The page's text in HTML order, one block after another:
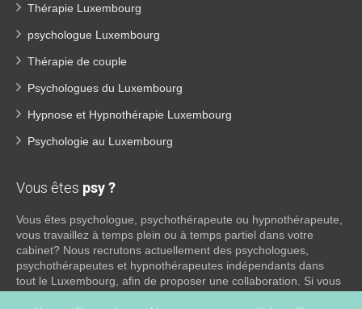
Thérapie Luxembourg
psychologue Luxembourg
Thérapie de couple
Psychologues du Luxembourg
Hypnose et Hypnothérapie Luxembourg
Psychologie au Luxembourg
Vous êtes psy ?
Vous êtes psychologue, psychothérapeute ou hypnothérapeute,
vous travaillez à temps plein ou à temps partiel dans votre
cabinet? Nous recrutons actuellement des psychologues,
psychothérapeutes et hypnothérapeutes indépendants dans
tout le Luxembourg, afin de proposer une collaboration. Si vous